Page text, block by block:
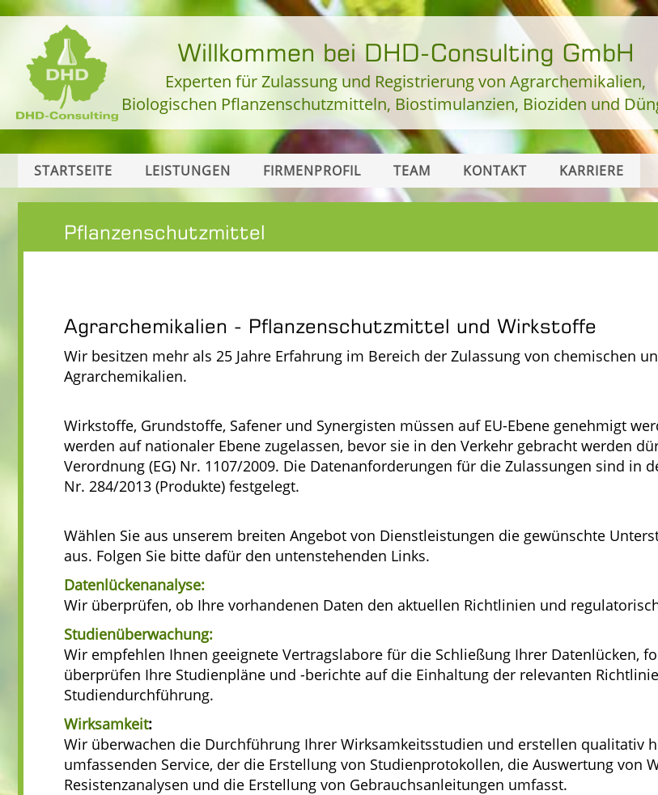
Willkommen bei DHD-Consulting GmbH
Experten für Zulassung und Registrierung von Agrarchemikalien,
Biologischen Pflanzenschutzmitteln, Biostimulanzien, Bioziden und
STARTSEITE LEISTUNGEN FIRMENPROFIL TEAM KONTAKT KARRIERE
Pflanzenschutzmittel
Agrarchemikalien - Pflanzenschutzmittel und Wirkstoffe
Wir besitzen mehr als 25 Jahre Erfahrung im Bereich der Zulassung von chemischen
Agrarchemikalien.
Wirkstoffe, Grundstoffe, Safener und Synergisten müssen auf EU-Ebene genehmigt
werden auf nationaler Ebene zugelassen, bevor sie in den Verkehr gebracht werden
Verordnung (EG) Nr. 1107/2009. Die Datenanforderungen für die Zulassungen sind in
Nr. 284/2013 (Produkte) festgelegt.
Wählen Sie aus unserem breiten Angebot von Dienstleistungen die gewünschte
aus. Folgen Sie bitte dafür den untenstehenden Links.
Datenlückenanalyse:
Wir überprüfen, ob Ihre vorhandenen Daten den aktuellen Richtlinien und
Studienüberwachung:
Wir empfehlen Ihnen geeignete Vertragslabore für die Schließung Ihrer Datenlücken,
überprüfen Ihre Studienpläne und -berichte auf die Einhaltung der relevanten
Studiendurchführung.
Wirksamkeit:
Wir überwachen die Durchführung Ihrer Wirksamkeitsstudien und erstellen qualitativ
umfassenden Service, der die Erstellung von Studienprotokollen, die Auswertung von
Resistenzanalysen und die Erstellung von Gebrauchsanleitungen umfasst.